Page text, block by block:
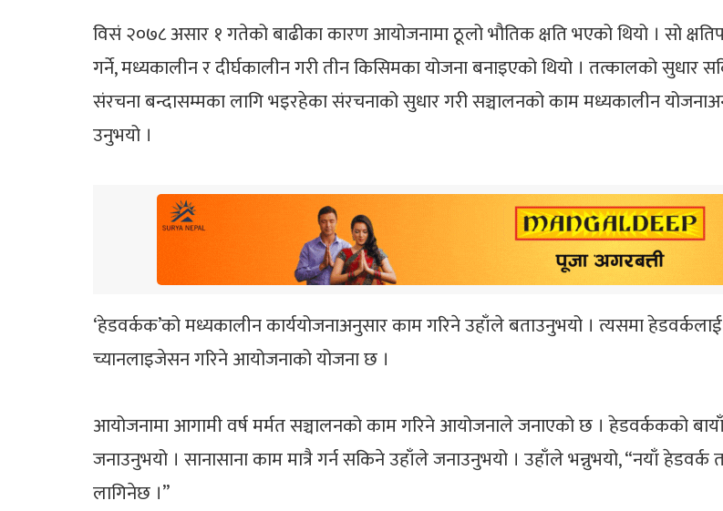
विसं २०७८ असार १ गतेको बाढीका कारण आयोजनामा ठूलो भौतिक क्षति भएको थियो । सो
गर्ने, मध्यकालीन र दीर्घकालीन गरी तीन किसिमका योजना बनाइएको थियो । तत्कालको सुधार
संरचना बन्दासम्मका लागि भइरहेका संरचनाको सुधार गरी सञ्चालनको काम मध्यकालीन
उनुभयो ।
‘हेडवर्कक’को मध्यकालीन कार्ययोजनाअनुसार काम गरिने उहाँले बताउनुभयो । त्यसमा
च्यानलाइजेसन गरिने आयोजनाको योजना छ ।
आयोजनामा आगामी वर्ष मर्मत सञ्चालनको काम गरिने आयोजनाले जनाएको छ । हेडवर्ककको
जनाउनुभयो । सानासाना काम मात्रै गर्न सकिने उहाँले जनाउनुभयो । उहाँले भन्नुभयो, “नयाँ
लागिनेछ ।”